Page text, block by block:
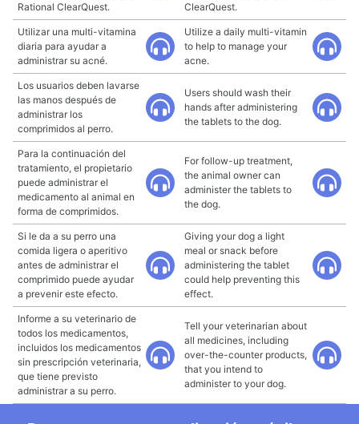
Rational ClearQuest.
ClearQuest.
Utilizar una multi-vitamina
diaria para ayudar a
administrar su acné.
Utilize a daily multi-vitamin
to help to manage your
acne.
Los usuarios deben lavarse
las manos después de
administrar los
comprimidos al perro.
Users should wash their
hands after administering
the tablets to the dog.
Para la continuación del
tratamiento, el propietario
puede administrar el
medicamento al animal en
forma de comprimidos.
For follow-up treatment,
the animal owner can
administer the tablets to
the dog.
Si le da a su perro una
comida ligera o aperitivo
antes de administrar el
comprimido puede ayudar
a prevenir este efecto.
Giving your dog a light
meal or snack before
administering the tablet
could help preventing this
effect.
Informe a su veterinario de
todos los medicamentos,
incluidos los medicamentos
sin prescripción veterinaria,
que tiene previsto
administrar a su perro.
Tell your veterinarian about
all medicines, including
over-the-counter products,
that you intend to
administer to your dog.